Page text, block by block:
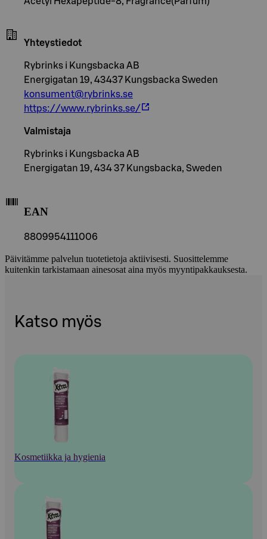
Yhteystiedot
Rybrinks i Kungsbacka AB
Energigatan 19, 43437 Kungsbacka Sweden
konsument@rybrinks.se
https://www.rybrinks.se/
Valmistaja
Rybrinks i Kungsbacka AB
Energigatan 19, 434 37 Kungsbacka, Sweden
EAN
8809954111006
Päivitämme palvelun tuotetietoja aktiivisesti. Suosittelemme
kuitenkin tarkistamaan ainesosat aina myös myyntipakkauksesta.
Katso myös
Kosmetiikka ja hygienia